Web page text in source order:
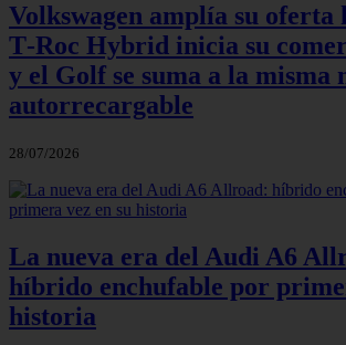
Volkswagen amplía su
T‑Roc Hybrid inicia su
y el Golf se suma a la misma
autorrecargable
28/07/2026
La nueva era del Audi A6
híbrido enchufable por
historia